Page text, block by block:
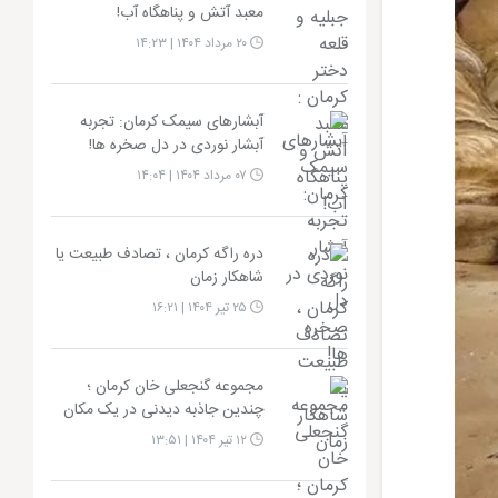
معبد آتش و پناهگاه آب!
۲۰ مرداد ۱۴۰۴ | ۱۴:۲۳
آبشارهای سیمک کرمان: تجربه
آبشار نوردی در دل صخره ها!
دره راگه کرمان ، تصادف طبیعت یا
شاهکار زمان
مجموعه گنجعلی خان کرمان ؛
چندین جاذبه دیدنی در یک مکان
۱۲ تیر ۱۴۰۴ | ۱۳:۵۱